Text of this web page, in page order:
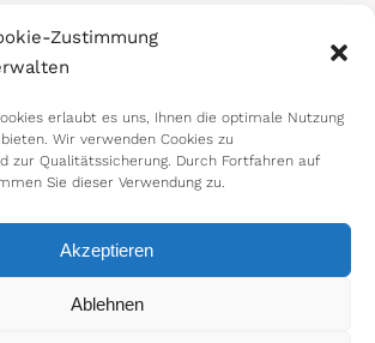
Zustimmung
erlaubt es uns, Ihnen die optimale Nutzung
Wir verwenden Cookies zu
zur Qualitätssicherung. Durch Fortfahren auf
Sie dieser Verwendung zu.
Akzeptieren
Ablehnen
für Arbeit,